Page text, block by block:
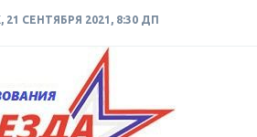
СЕНТЯБРЯ 2021, 8:30 ДП